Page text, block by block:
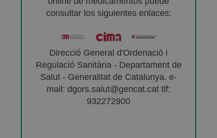
consultar los siguientes enlaces:
Direcció General d'Ordenació i
Regulació Sanitària - Departament de
Salut - Generalitat de Catalunya. e-
mail: dgors.salut@gencat.cat tlf:
932272900